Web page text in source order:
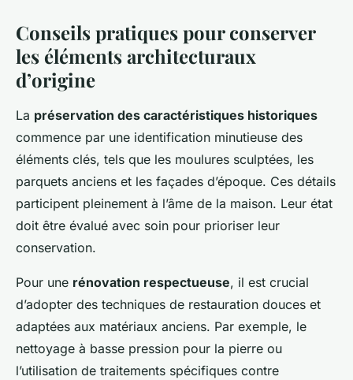
Conseils pratiques pour conserver
les éléments architecturaux
d’origine
La préservation des caractéristiques historiques
commence par une identification minutieuse des
éléments clés, tels que les moulures sculptées, les
parquets anciens et les façades d’époque. Ces détails
participent pleinement à l’âme de la maison. Leur état
doit être évalué avec soin pour prioriser leur
conservation.
Pour une rénovation respectueuse, il est crucial
d’adopter des techniques de restauration douces et
adaptées aux matériaux anciens. Par exemple, le
nettoyage à basse pression pour la pierre ou
l’utilisation de traitements spécifiques contre